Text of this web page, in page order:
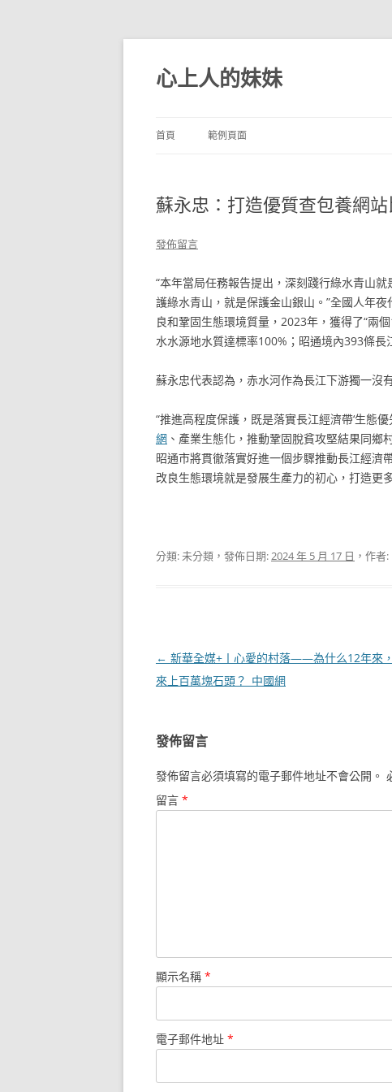
跳
主
要
內
心上人的妹妹
首頁 範例頁面
蘇永忠：打造優質查包養網
發佈留言
“本年當局任務報告提出，深刻踐行綠水青山
護綠水青山，就是保護金山銀山。”全國人年
良和鞏固生態環境質量，2023年，獲得了“兩
水水源地水質達標率100%；昭通境內393條
蘇永忠代表認為，赤水河作為長江下游獨一沒
“推進高程度保護，既是落實長江經濟帶‘生態
網 、產業生態化，推動鞏固脫貧攻堅結果同鄉
昭通市將貫徹落實好進一個步驟推動長江經濟
改良生態環境就是發展生產力的初心，打造更
分類: 未分類，發佈日期:2024 年 5 月 17 日 ，作者:
文
章
← 新華全媒+丨心愛的村落——為什么12年來
來上百萬塊石頭？_中國網
發佈留言
發佈留言必須填寫的電子郵件地址不會公開。
留言 *
顯示名稱 *
電子郵件地址 *